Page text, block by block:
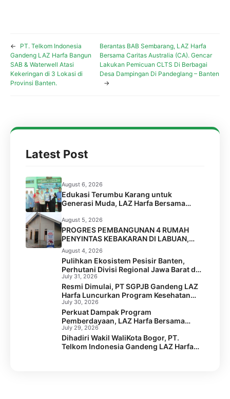
←
PT. Telkom Indonesia
Gandeng LAZ Harfa Bangun
SAB & Waterwell Atasi
Kekeringan di 3 Lokasi di
Provinsi Banten.
Berantas BAB Sembarang, LAZ Harfa
Bersama Caritas Australia (CA). Gencar
Lakukan Pemicuan CLTS Di Berbagai
Desa Dampingan Di Pandeglang – Banten
→
Latest Post
August 6, 2026
Edukasi Terumbu Karang untuk
Generasi Muda, LAZ Harfa Bersama
FPTK Banten & Squad Pulau Merak Besar
Gelar Coral Reef Goes to School di SMPN
6 Kota Cilegon
August 5, 2026
PROGRES PEMBANGUNAN 4 RUMAH
PENYINTAS KEBAKARAN DI LABUAN,
PANDEGLANG
August 4, 2026
Pulihkan Ekosistem Pesisir Banten,
Perhutani Divisi Regional Jawa Barat dan
Banten Salurkan Bantuan 1.000 Bibit
Pohon Mangrove melalui LAZ Harfa
July 31, 2026
Resmi Dimulai, PT SGPJB Gandeng LAZ
Harfa Luncurkan Program Kesehatan
SEGA KEBUL di 2 Desa Kabupaten
Serang
July 30, 2026
Perkuat Dampak Program
Pemberdayaan, LAZ Harfa Bersama
Caritas Australia dan Australian Aid
Gelar Capacity Building Staf
July 29, 2026
Dihadiri Wakil WaliKota Bogor, PT.
Telkom Indonesia Gandeng LAZ Harfa